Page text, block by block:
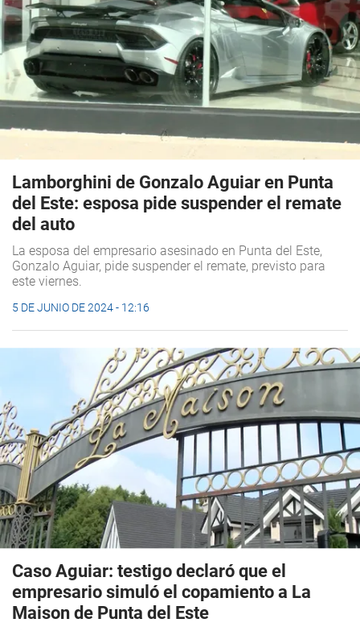
Lamborghini de Gonzalo Aguiar en Punta
del Este: esposa pide suspender el remate
del auto
La esposa del empresario asesinado en Punta del Este,
Gonzalo Aguiar, pide suspender el remate, previsto para
este viernes.
5 DE JUNIO DE 2024 - 12:16
Caso Aguiar: testigo declaró que el
empresario simuló el copamiento a La
Maison de Punta del Este